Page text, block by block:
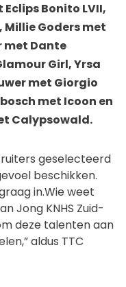
Bonito LVII,
Millie Goders met
met Dante
Girl, Yrsa
met Giorgio
met Icoon en
Calypsowald.
geselecteerd
beschikken.
in.Wie weet
Jong KNHS Zuid-
deze talenten aan
aldus TTC